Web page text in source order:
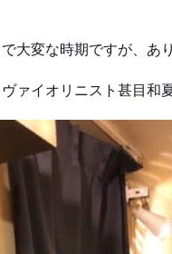
大変な時期ですが、あ
ァイオリニスト甚目和